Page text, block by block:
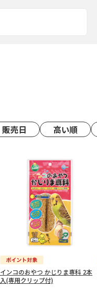
販売日 高い順
インコのおやつ かじりま専科 2本
入(専用クリップ付)